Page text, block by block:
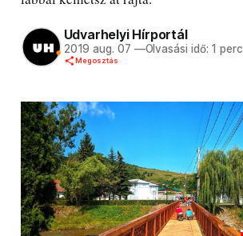
Udvarhelyi Hírportál
2019 aug. 07 —Olvasási idő: 1 perc
Megosztás